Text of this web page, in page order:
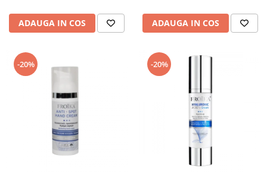
ADAUGA IN COS ADAUGA IN COS
-20% -20%